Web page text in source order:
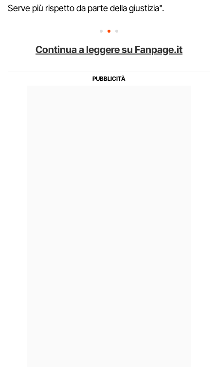
Serve più rispetto da parte della giustizia".
Continua a leggere su Fanpage.it